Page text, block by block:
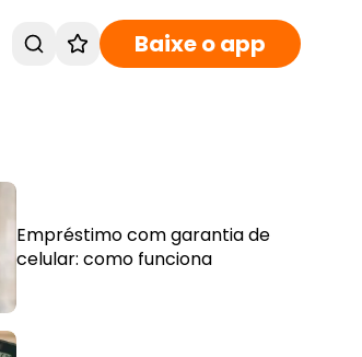
Baixe o app
Empréstimo com garantia de
celular: como funciona